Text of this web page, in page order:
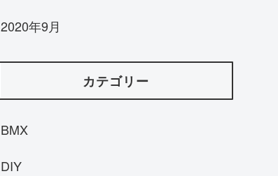
2020年9月
カテゴリー
BMX
DIY